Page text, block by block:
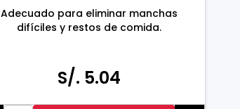
Adecuado para eliminar manchas
difíciles y restos de comida.
S/. 5.04